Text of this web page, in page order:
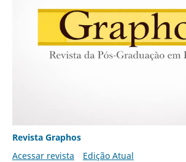
Revista Graphos
Acessar revista
Edição Atual